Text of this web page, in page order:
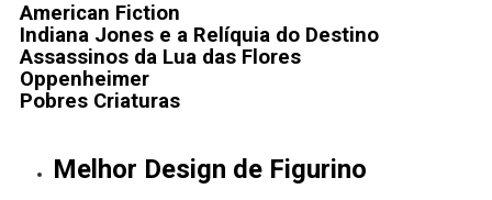
American Fiction
Indiana Jones e a Relíquia do Destino
Assassinos da Lua das Flores
Oppenheimer
Pobres Criaturas
Melhor Design de Figurino